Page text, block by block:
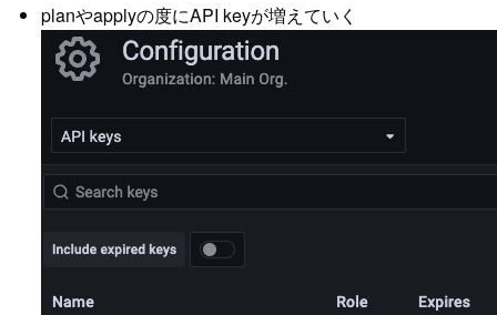
planやapplyの度にAPI keyが増えていく